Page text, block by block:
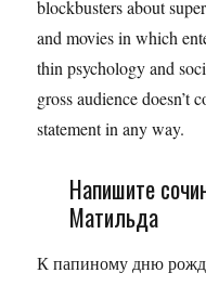
blockbusters about
and movies in which
thin psychology and
gross audience doesn’t
statement in any way.
Напишите
Матильда
К папиному дню